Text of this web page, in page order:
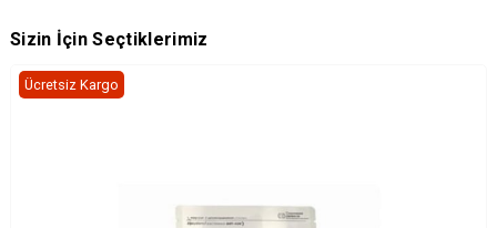
Sizin İçin Seçtiklerimiz
Ücretsiz Kargo